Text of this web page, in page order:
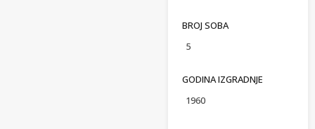
BROJ SOBA
5
GODINA IZGRADNJE
1960